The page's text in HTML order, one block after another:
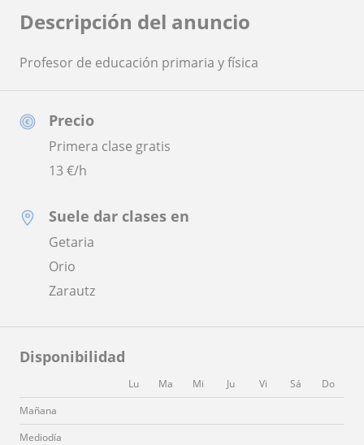
Precio
Primera clase gratis
13 €/h
Suele dar clases en
Getaria
Orio
Zarautz
Disponibilidad
Lu Ma Mi Ju Vi Sá
Do
Mañana
Mediodía
Descripción del anuncio
Profesor de educación primaria y física